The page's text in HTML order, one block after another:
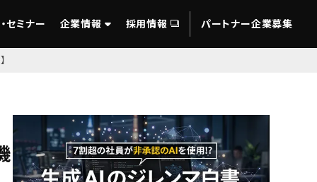
セミナー 企業情報 採用情報 パートナー企業募集